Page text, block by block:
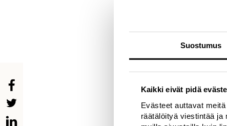
Suostumus
Kaikki eivät pidä
Evästeet auttavat
räätälöityä viestintää ja
WaterAidille ja
maailman
Lisätietoja:
Aino-Marja Öster
PR &